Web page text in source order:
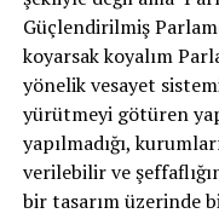
Güçlendirilmiş
koyarsak koyalım
yönelik vesayet
yürütmeyi götüren
yapılmadığı,
verilebilir ve
bir tasarım üzerinde